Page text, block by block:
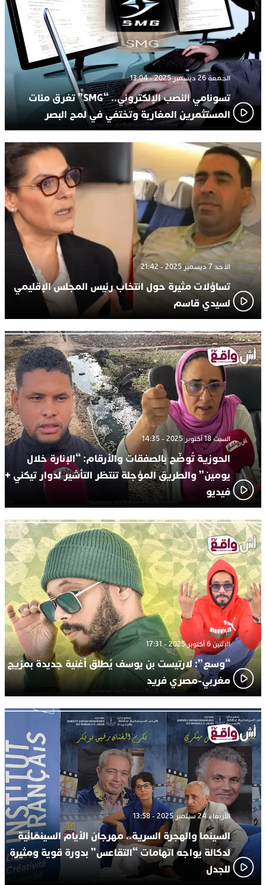
الجمعة 26 ديسمبر 2025 - 13:04
تسونامي النصب الإلكتروني.. “SMG” تغرق مئات
المستثمرين المغاربة وتختفي في لمح البصر
الأحد 7 ديسمبر 2025 - 21:42
تساؤلات مثيرة حول انتخاب رئيس المجلس الإقليمي
لسيدي قاسم
السبت 18 أكتوبر 2025 - 14:35
الحوزية تُوضّح بالصفقات والأرقام: “الإنارة خلال
يومين” والطريق المؤجلة تنتظر التأشير لدوار تيكني +
فيديو
الإثنين 6 أكتوبر 2025 - 17:31
“وسع”: لارتيست بن يوسف يُطلق أغنية جديدة بمزيج
مغربي-مصري فريد
الأربعاء 24 سبتمبر 2025 - 13:58
السينما والهجرة السرية.. مهرجان الأيام السينمائية
لدكالة يواجه اتهامات “التقاعس” بدورة قوية ومثيرة
للجدل